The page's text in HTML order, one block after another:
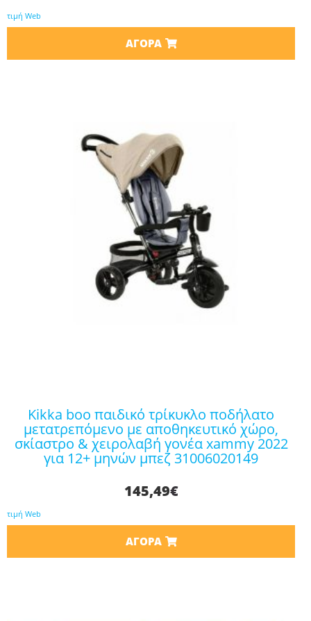
τιμή Web
ΑΓΟΡΆ
kikka boo παιδικό τρίκυκλο ποδήλατο
μετατρεπόμενο με αποθηκευτικό χώρο,
σκίαστρο & χειρολαβή γονέα xammy 2022
για 12+ μηνών μπεζ 31006020149
145,49€
τιμή Web
ΑΓΟΡΆ